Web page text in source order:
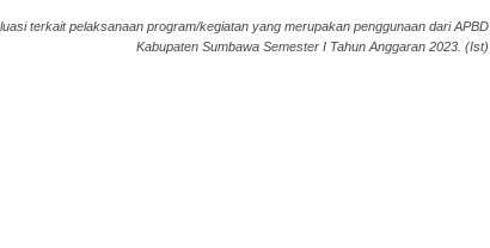
terkait pelaksanaan program/kegiatan yang merupakan penggunaan dari APBD
Kabupaten Sumbawa Semester I Tahun Anggaran 2023. (Ist)